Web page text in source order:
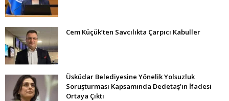
Cem Küçük’ten Savcılıkta Çarpıcı Kabuller
Üsküdar Belediyesine Yönelik Yolsuzluk
Soruşturması Kapsamında Dedetaş’ın İfadesi
Ortaya Çıktı